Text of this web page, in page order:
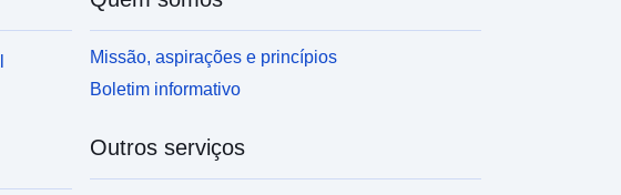
Missão, aspirações e princípios
Boletim informativo
Outros serviços